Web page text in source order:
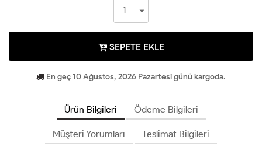
SEPETE EKLE
En geç 10 Ağustos, 2026 Pazartesi günü kargoda.
Ürün Bilgileri Ödeme Bilgileri
Müşteri Yorumları Teslimat Bilgileri